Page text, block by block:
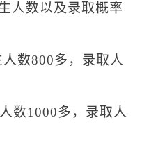
人数以及录取概率
人数800多，录取人
数1000多，录取人